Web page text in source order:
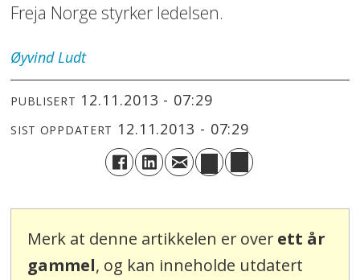
Freja Norge styrker ledelsen.
Øyvind Ludt
PUBLISERT 12.11.2013 - 07:29
SIST OPPDATERT 12.11.2013 - 07:29
Merk at denne artikkelen er over ett år
gammel, og kan inneholde utdatert